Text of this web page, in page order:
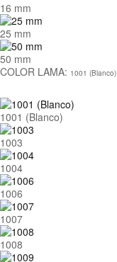
16 mm
25 mm
50 mm
COLOR LAMA: 1001 (Blanco)
1001 (Blanco)
1003
1004
1006
1007
1008